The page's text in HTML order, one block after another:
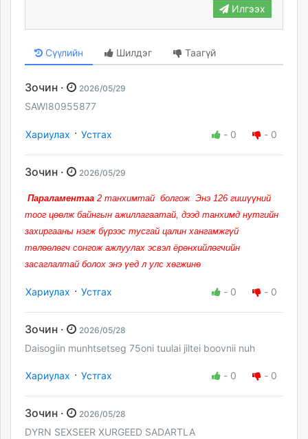
Илгээх
Сүүлийн Шилдэг Таагүй
Зочин · 2026/05/29
SAWI80955877
Хариулах · Устгах - 0 - 0
Зочин · 2026/05/29
Параламентаа 2 танхимтай болгож Энэ 126 гишүүний
тоог цөөлж байнгын ажиллагаатай, дээд танхимд нутгийн
захиргааны нэгж бүрээс тусгай цалин хангамжгүй
төлөөлөгч сонгож ажлуулах эсвэл ёрөнхийлөгчийн
засаглалтай болох энэ үед л улс хөгжинө
Хариулах · Устгах - 0 - 0
Зочин · 2026/05/28
Daisogiin munhtsetseg 75oni tuulai jiltei boovnii nuh
Хариулах · Устгах - 0 - 0
Зочин · 2026/05/28
DYRN SEXSEER XURGEED SADARTLA